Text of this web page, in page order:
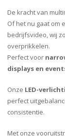
De kracht van
Of het nu gaat om
bedrijfsvideo, wij
overprikkelen.
Perfect voor
displays en
Onze LED-
perfect
consistentie.
Met onze